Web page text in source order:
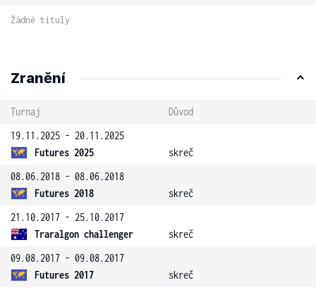
Žádné tituly
Zranění
Turnaj
Důvod
19.11.2025 - 20.11.2025
Futures 2025
skreč
08.06.2018 - 08.06.2018
Futures 2018
skreč
21.10.2017 - 25.10.2017
Traralgon challenger
skreč
09.08.2017 - 09.08.2017
Futures 2017
skreč